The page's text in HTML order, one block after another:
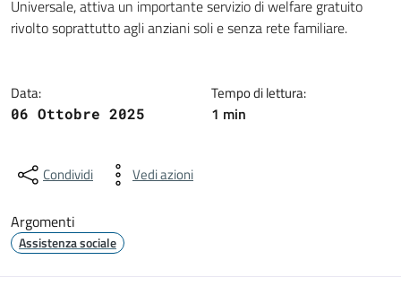
Universale, attiva un importante servizio di welfare gratuito
rivolto soprattutto agli anziani soli e senza rete familiare.
Data:
06 Ottobre 2025
Tempo di lettura:
1 min
Condividi Vedi azioni
Argomenti
Assistenza sociale